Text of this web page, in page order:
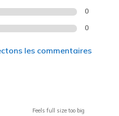
0
0
les commentaires
Feels full size too big